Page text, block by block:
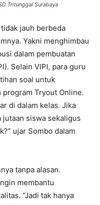
Tritunggal Surabaya
jauh berbeda
Yakni menghimbau
dalam pembuatan
Selain VIPI, para guru
soal untuk
Tryout Online.
di dalam kelas. Jika
siswa sekaligus
ujar Sombo dalam
tanpa alasan.
membantu
“Jadi tak hanya